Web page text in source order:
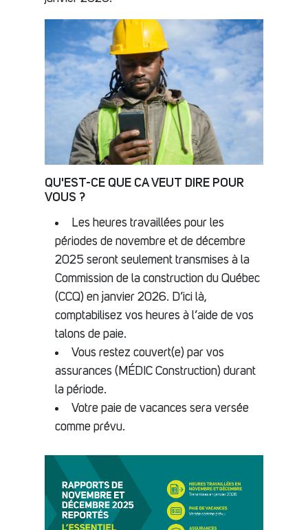
QU'EST-CE QUE CA VEUT DIRE POUR
VOUS ?
Les heures travaillées pour les
périodes de novembre et de décembre
2025 seront seulement transmises à la
Commission de la construction du Québec
(CCQ) en janvier 2026. D’ici là,
comptabilisez vos heures à l’aide de vos
talons de paie.
Vous restez couvert(e) par vos
assurances (MÉDIC Construction) durant
la période.
Votre paie de vacances sera versée
comme prévu.